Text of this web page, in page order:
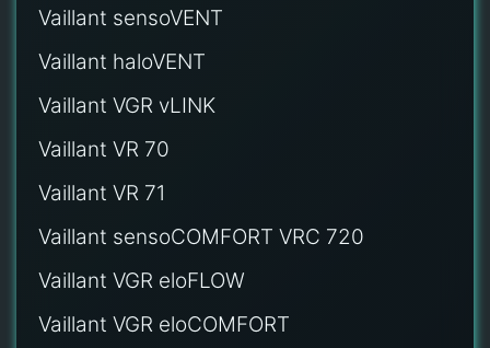
Vaillant sensoVENT
Vaillant haloVENT
Vaillant VGR vLINK
Vaillant VR 70
Vaillant VR 71
Vaillant sensoCOMFORT VRC 720
Vaillant VGR eloFLOW
Vaillant VGR eloCOMFORT